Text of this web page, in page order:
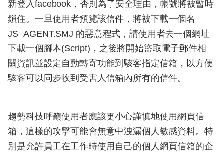
新登入facebook，否則為了安全理由，帳號將被暫時
鎖住。一旦使用者預覽該信件，將被下載一個名
JS_AGENT.SMJ 的惡意程式，請使用者去一個網址
下載一個腳本(Script)，之後將開始盜取電子郵件相
關資訊並設定自動轉寄功能到駭客指定信箱，以方便
駭客可以同步收到受害人信箱內所有的信件。
趨勢科技呼籲使用者應該更小心謹慎地使用網頁信
箱，這樣的攻擊可能會無意中洩漏個人敏感資料。特
別是允許員工在工作時使用自己的個人網頁信箱的企